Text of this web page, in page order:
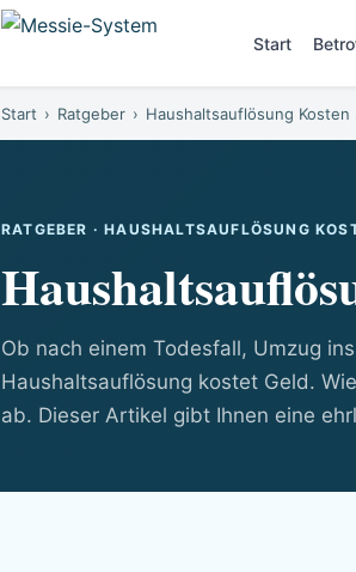
Start
Start › Ratgeber › Haushaltsauflösung Kosten
RATGEBER · HAUSHALTSAUFLÖSUNG
Ob nach einem Todesfall, Umzug
Haushaltsauflösung kostet Geld.
ab. Dieser Artikel gibt Ihnen eine